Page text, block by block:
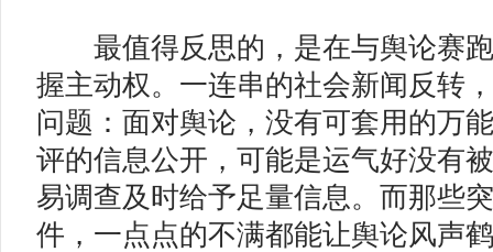
最值得反思的，是在与舆论赛跑
握主动权。一连串的社会新闻反转
问题：面对舆论，没有可套用的万
评的信息公开，可能是运气好没有
易调查及时给予足量信息。而那些
件，一点点的不满都能让舆论风声